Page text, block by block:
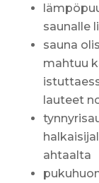
saunalle
sauna
mahtuu
lauteet
ahtaalta